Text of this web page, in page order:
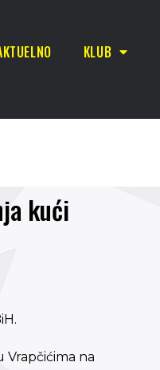
KLUB
kući
Vrapčićima na